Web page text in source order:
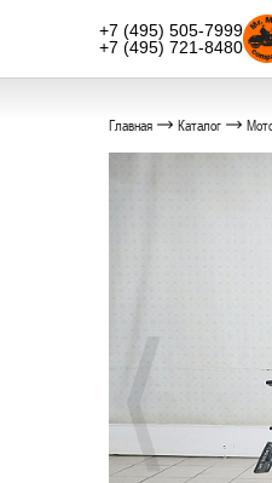
+7 (495) 505-7999
+7 (495) 721-8480
Главная Каталог